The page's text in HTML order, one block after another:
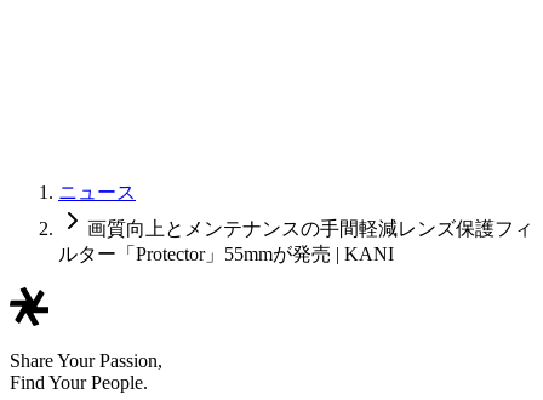
ニュース
画質向上とメンテナンスの手間軽減レンズ保護フィ
ルター「Protector」55mmが発売 | KANI
Share Your Passion,
Find Your People.